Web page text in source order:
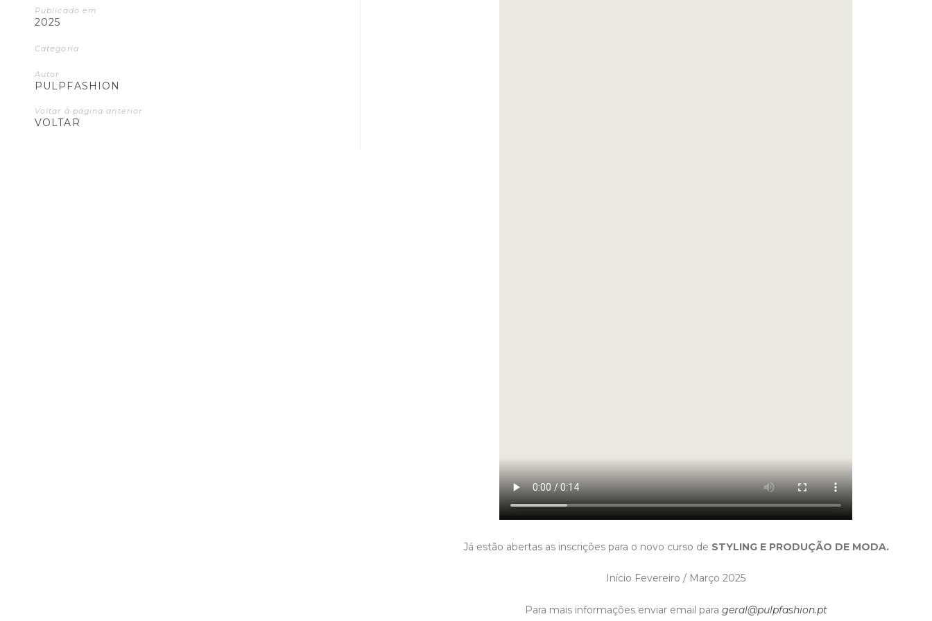
Publicado em
2025
Categoria
Autor
PULPFASHION
Voltar à página anterior
VOLTAR
Já estão abertas as inscrições para o novo curso de STYLING E PRODUÇÃO DE MODA.
Início Fevereiro / Março 2025
Para mais informações enviar email para geral@pulpfashion.pt